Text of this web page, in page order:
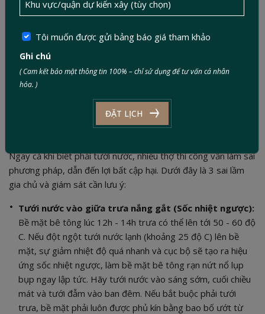
Ngay cả khi biết phải tưới nước, nhiều thợ thi công vẫn làm sai
phương pháp, dẫn đến lợi bất cập hại. Dưới đây là 3 sai lầm
gia chủ và giám sát cần lưu ý:
Tưới nước vào giữa trưa nắng gắt (Sốc nhiệt ngược):
Bề mặt bê tông lúc 12h - 14h trưa có thể lên tới 50 - 60 độ
C. Nếu đột ngột tưới nước lạnh (khoảng 25 độ C) lên bề
mặt, sự giảm nhiệt độ quá nhanh và cục bộ sẽ tạo ra hiệu
ứng sốc nhiệt ngược, làm bề mặt bê tông rạn nứt nổ lụp
bụp ngay lập tức. Hãy tưới nước vào sáng sớm, cuối chiều
mát và tưới đẫm vào ban đêm. Nếu bắt buộc phải tưới
trưa, bề mặt phải luôn được phủ kín bằng bao bố ướt từ
Tôi muốn được gửi bảng báo giá tham khảo
Ghi chú
( Cam kết bảo mật thông tin 100% – chỉ sử dụng để tư vấn cá nhân
hóa. )
ĐẶT LỊCH